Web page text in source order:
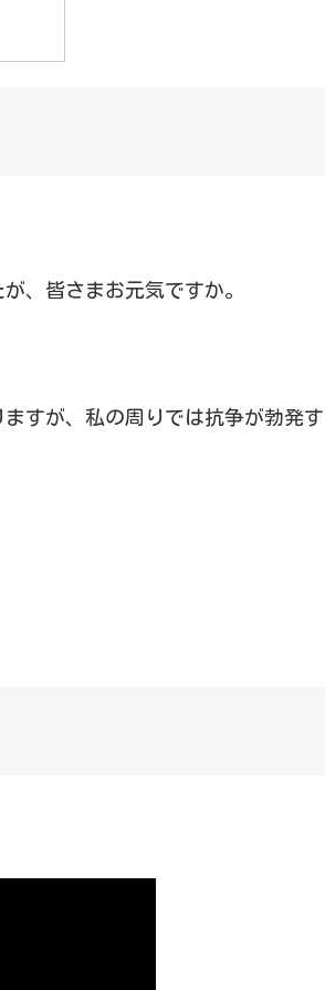
、皆さまお元気ですか。
すが、私の周りでは抗争が勃発す